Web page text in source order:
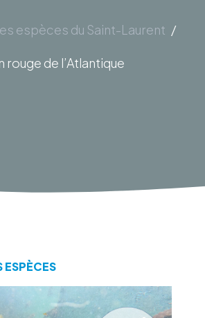
espèces du Saint-Laurent /
rouge de l’Atlantique
ESPÈCES